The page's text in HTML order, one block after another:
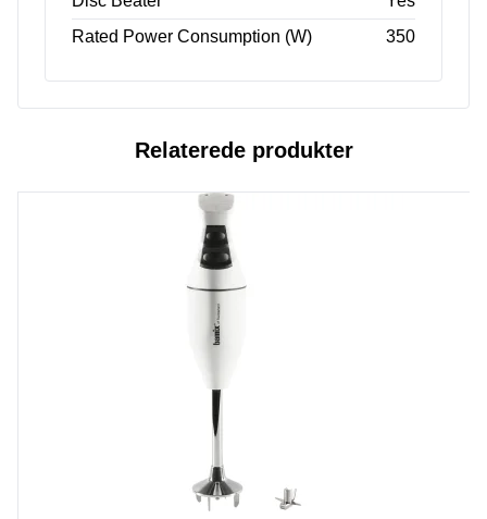
Rated Power Consumption (W)
350
Relaterede produkter